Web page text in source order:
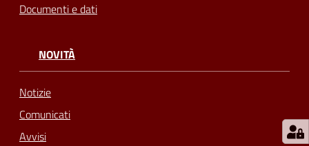
Documenti e dati
NOVITÀ
Notizie
Comunicati
Avvisi